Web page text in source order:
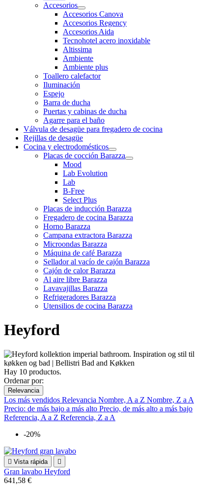
Accesorios
Accesorios Canova
Accesorios Regency
Accesorios Aida
Tecnohotel acero inoxidable
Altissima
Ambiente
Ambiente plus
Toallero calefactor
Iluminación
Espejo
Barra de ducha
Puertas y cabinas de ducha
Agarre para el baño
Válvula de desagüe para fregadero de cocina
Rejillas de desagüe
Cocina y electrodomésticos
Placas de cocción Barazza
Mood
Lab Evolution
Lab
B-Free
Select Plus
Placas de inducción Barazza
Fregadero de cocina Barazza
Horno Barazza
Campana extractora Barazza
Microondas Barazza
Máquina de café Barazza
Sellador al vacío de cajón Barazza
Cajón de calor Barazza
Al aire libre Barazza
Lavavajillas Barazza
Refrigeradores Barazza
Utensilios de cocina Barazza
Heyford
Hay 10 productos.
Ordenar por:
Relevancia
Los más vendidos Relevancia Nombre, A a Z Nombre, Z a A
Precio: de más bajo a más alto Precio, de más alto a más bajo
Referencia, A a Z Referencia, Z a A
-20%
 Vista rápida 
Gran lavabo Heyford
641,58 €